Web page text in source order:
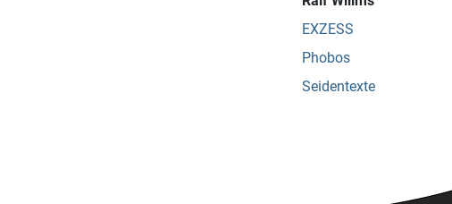
EXZESS
Phobos
Seidentexte